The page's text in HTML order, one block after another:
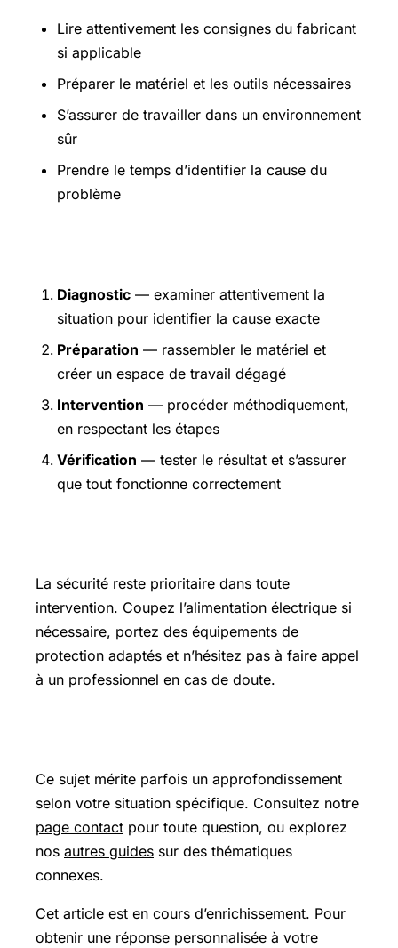
Lire attentivement les consignes du fabricant
si applicable
Préparer le matériel et les outils nécessaires
S’assurer de travailler dans un environnement
sûr
Prendre le temps d’identifier la cause du
problème
Diagnostic — examiner attentivement la
situation pour identifier la cause exacte
Préparation — rassembler le matériel et
créer un espace de travail dégagé
Intervention — procéder méthodiquement,
en respectant les étapes
Vérification — tester le résultat et s’assurer
que tout fonctionne correctement
La sécurité reste prioritaire dans toute
intervention. Coupez l’alimentation électrique si
nécessaire, portez des équipements de
protection adaptés et n’hésitez pas à faire appel
à un professionnel en cas de doute.
Ce sujet mérite parfois un approfondissement
selon votre situation spécifique. Consultez notre
page contact pour toute question, ou explorez
nos autres guides sur des thématiques
connexes.
Cet article est en cours d’enrichissement. Pour
obtenir une réponse personnalisée à votre